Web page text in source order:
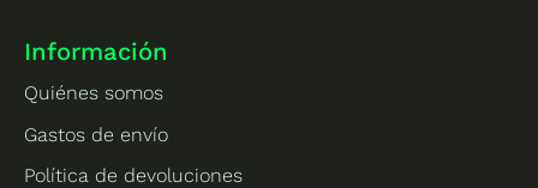
Información
Quiénes somos
Gastos de envío
Política de devoluciones